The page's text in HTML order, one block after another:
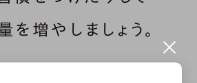
を増やしましょう。